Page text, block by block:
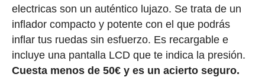
electricas son un auténtico lujazo. Se trata de un
inflador compacto y potente con el que podrás
inflar tus ruedas sin esfuerzo. Es recargable e
incluye una pantalla LCD que te indica la presión.
Cuesta menos de 50€ y es un acierto seguro.